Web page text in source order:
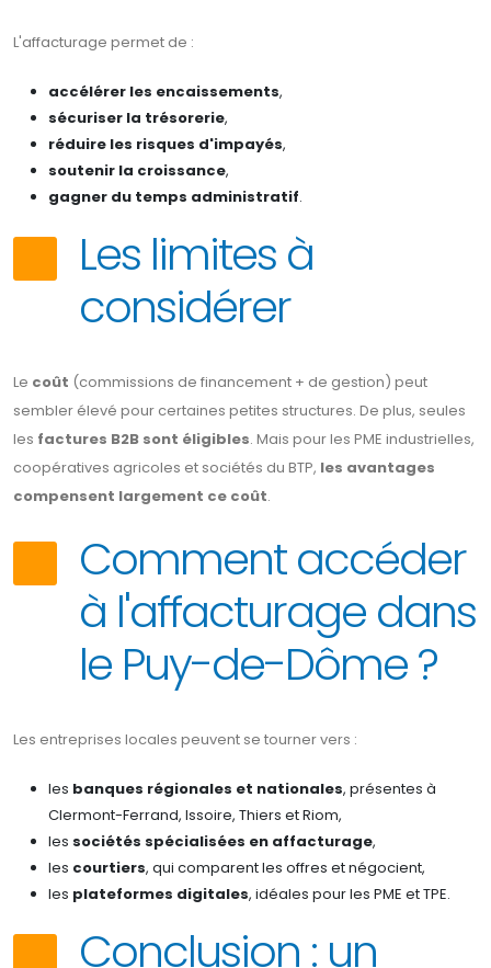
L'affacturage permet de :
accélérer les encaissements,
sécuriser la trésorerie,
réduire les risques d'impayés,
soutenir la croissance,
gagner du temps administratif.
Les limites à
considérer
Le coût (commissions de financement + de gestion) peut
sembler élevé pour certaines petites structures. De plus, seules
les factures B2B sont éligibles. Mais pour les PME industrielles,
coopératives agricoles et sociétés du BTP, les avantages
compensent largement ce coût.
Comment accéder
à l'affacturage dans
le Puy-de-Dôme ?
Les entreprises locales peuvent se tourner vers :
les banques régionales et nationales, présentes à
Clermont-Ferrand, Issoire, Thiers et Riom,
les sociétés spécialisées en affacturage,
les courtiers, qui comparent les offres et négocient,
les plateformes digitales, idéales pour les PME et TPE.
Conclusion : un